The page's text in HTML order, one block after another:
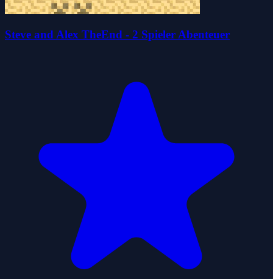
Steve and Alex TheEnd - 2 Spieler Abenteuer